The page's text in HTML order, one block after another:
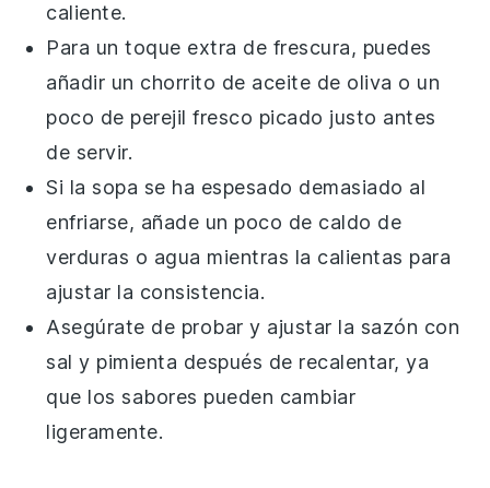
caliente.
Para un toque extra de frescura, puedes
añadir un chorrito de aceite de oliva o un
poco de perejil fresco picado justo antes
de servir.
Si lasopa se ha espesado demasiado al
enfriarse, añade un poco de caldo de
verduras o agua mientras la calientas para
ajustar la consistencia.
Asegúrate de probar y ajustar la sazón con
sal y pimienta después de recalentar, ya
que los sabores pueden cambiar
ligeramente.